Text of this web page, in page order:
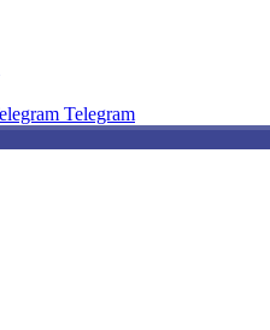
Telegram